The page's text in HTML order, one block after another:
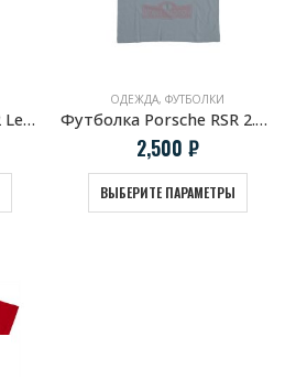
Футболка Porsche 962 LeMans
ОДЕЖДА, ФУТБОЛКИ
Футболка Porsche RSR 2.1 turbo
2,500 ₽
ВЫБЕРИТЕ ПАРАМЕТРЫ